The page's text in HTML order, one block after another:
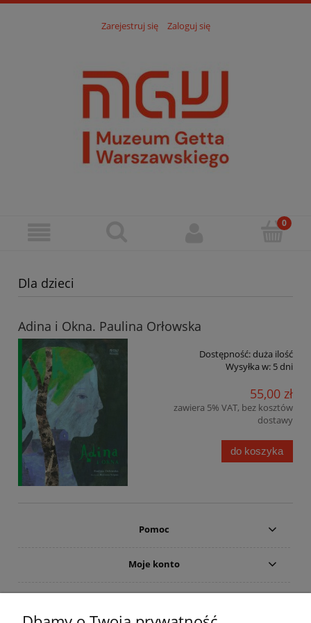
Zarejestruj się Zaloguj się
Dla dzieci
Adina i Okna. Paulina Orłowska
Dostępność:duża ilość
Wysyłka w: 5 dni
55,00 zł
zawiera 5% VAT, bez kosztów
dostawy
do koszyka
Pomoc
Moje konto